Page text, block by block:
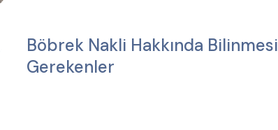
Böbrek Nakli Hakkında Bilinmesi
Gerekenler